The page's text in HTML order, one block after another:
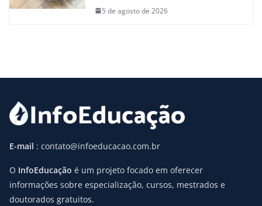
5 de agosto de 2026
E-mail : contato@infoeducacao.com.br
O InfoEducação é um projeto focado em oferecer
informações sobre especialização, cursos, mestrados e
doutorados gratuitos.